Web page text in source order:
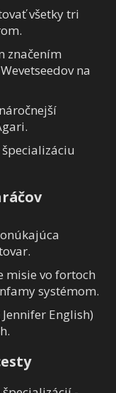
všetky tri
značením
na
misie vo fortoch
systémom.
English)